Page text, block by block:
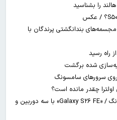
را بشناسید
بندانگشتی‌ پرندگان با
اولین نگاه به گوشی جدید سامسونگ / «Galaxy S۲۶ FE» با سه دوربین و